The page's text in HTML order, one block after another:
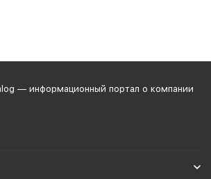
— информационный портал о компании